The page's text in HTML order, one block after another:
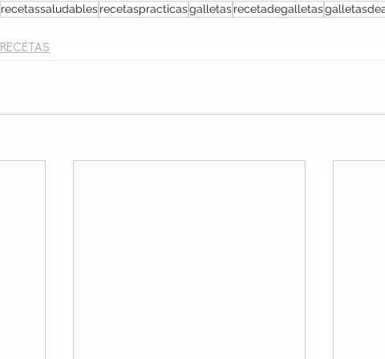
recetassaludablesrecetaspracticasgalletasrecetadegalletas
RECETAS